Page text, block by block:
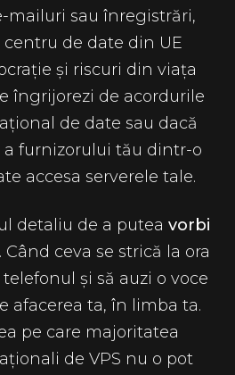
mailuri sau înregistrări,
de date din UE
și riscuri din viața
îngrijorezi de acordurile
de date sau dacă
furnizorului tău dintr-o
accesa serverele tale.
detaliu de a putea vorbi
. Când ceva se strică la ora
telefonul și să auzi o voce
afacerea ta, în limba ta.
pe care majoritatea
de VPS nu o pot